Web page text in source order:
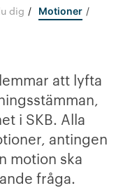
-
-
dig / Motioner
att lyfta
i SKB. Alla
antingen
motion ska
fråga.